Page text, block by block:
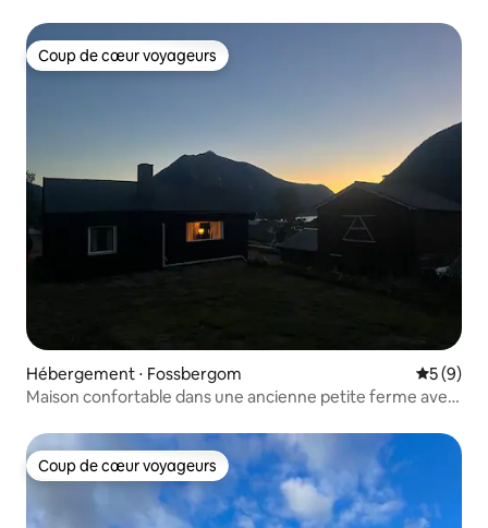
Coup de cœur voyageurs
Coup de cœur voyageurs
Hébergement ⋅ Fossbergom
5 (9)
Maison confortable dans une ancienne petite ferme avec
Coup de cœur voyageurs
Coup de cœur voyageurs